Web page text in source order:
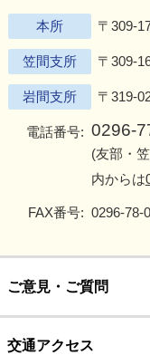
本所 〒309-
笠間支所 〒309-
岩間支所 〒319-
電話番号: 0296-
(友部・
内からは
FAX番号: 0296-78-
ご意見・ご質問
交通アクセス